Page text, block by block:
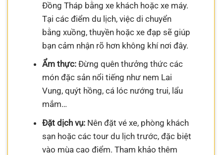
Đồng Tháp bằng xe khách hoặc xe máy.
Tại các điểm du lịch, việc di chuyển
bằng xuồng, thuyền hoặc xe đạp sẽ giúp
bạn cảm nhận rõ hơn không khí nơi đây.
Ẩm thực:Đừng quên thưởng thức các
món đặc sản nổi tiếng như nem Lai
Vung, quýt hồng, cá lóc nướng trui, lẩu
mắm…
Đặt dịch vụ:Nên đặt vé xe, phòng khách
sạn hoặc các tour du lịch trước, đặc biệt
vào mùa cao điểm. Tham khảo thêm